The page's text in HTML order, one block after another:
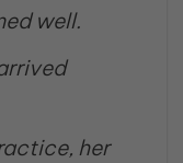
well.
her